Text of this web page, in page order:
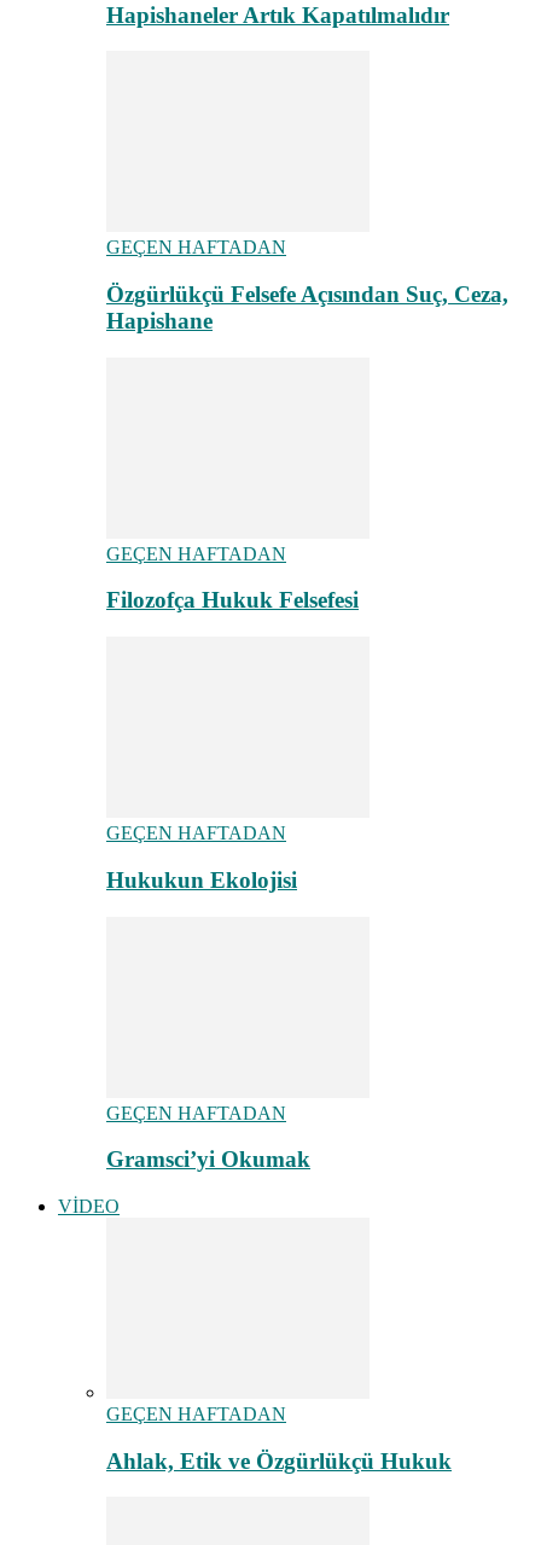
Hapishaneler Artık Kapatılmalıdır
GEÇEN HAFTADAN
Özgürlükçü Felsefe Açısından Suç, Ceza,
Hapishane
GEÇEN HAFTADAN
Filozofça Hukuk Felsefesi
GEÇEN HAFTADAN
Hukukun Ekolojisi
GEÇEN HAFTADAN
Gramsci’yi Okumak
VİDEO
GEÇEN HAFTADAN
Ahlak, Etik ve Özgürlükçü Hukuk